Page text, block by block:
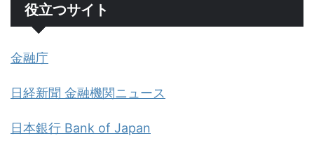
役立つサイト
金融庁
日経新聞 金融機関ニュース
日本銀行 Bank of Japan